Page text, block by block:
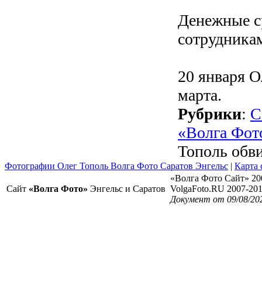
Денежные
20 января
марта.
Рубрики:
«Волга
Тополь
Фотографии Олег Тополь Волга Фото Саратов Энгельс | Карта
Сайт «Волга Фото» Энгельс и Саратов
«Волга Фото Сайт»
VolgaFoto.RU 2007-
Документ от 09/08/